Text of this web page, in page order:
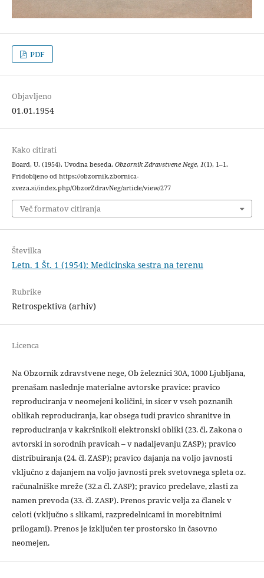
PDF
Objavljeno
01.01.1954
Kako citirati
Board, U. (1954). Uvodna beseda. Obzornik Zdravstvene Nege, 1(1), 1–1.
Pridobljeno od https://obzornik.zbornica-
zveza.si/index.php/ObzorZdravNeg/article/view/277
Več formatov citiranja
Številka
Letn. 1 Št. 1 (1954): Medicinska sestra na terenu
Rubrike
Retrospektiva (arhiv)
Licenca
Na Obzornik zdravstvene nege, Ob železnici 30A, 1000 Ljubljana,
prenašam naslednje materialne avtorske pravice: pravico
reproduciranja v neomejeni količini, in sicer v vseh poznanih
oblikah reproduciranja, kar obsega tudi pravico shranitve in
reproduciranja v kakršnikoli elektronski obliki (23. čl. Zakona o
avtorski in sorodnih pravicah – v nadaljevanju ZASP); pravico
distribuiranja (24. čl. ZASP); pravico dajanja na voljo javnosti
vključno z dajanjem na voljo javnosti prek svetovnega spleta oz.
računalniške mreže (32.a čl. ZASP); pravico predelave, zlasti za
namen prevoda (33. čl. ZASP). Prenos pravic velja za članek v
celoti (vključno s slikami, razpredelnicami in morebitnimi
prilogami). Prenos je izključen ter prostorsko in časovno
neomejen.